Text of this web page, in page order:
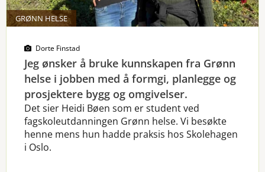
GRØNN HELSE
Dorte Finstad
Jeg ønsker å bruke kunnskapen fra Grønn
helse i jobben med å formgi, planlegge og
prosjektere bygg og omgivelser.
Det sier Heidi Bøen som er student ved
fagskoleutdanningen Grønn helse. Vi besøkte
henne mens hun hadde praksis hos Skolehagen
i Oslo.